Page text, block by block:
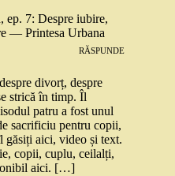
ep. 7: Despre iubire,
— Printesa Urbana
RĂSPUNDE
divorț, despre
strică în timp. Îl
patru a fost unul
sacrificiu pentru copii,
găsiți aici, video și text.
copii, cuplu, ceilalți,
aici. […]